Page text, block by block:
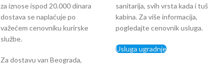
za iznose ispod 20.000 dinara
dostava se naplaćuje po
važećem cenovniku kurirske
službe.
Za dostavu van Beograda,
sanitarija, svih vrsta kada i tuš
kabina. Za više informacija,
pogledajte cenovnik usluga.
Usluga ugradnje